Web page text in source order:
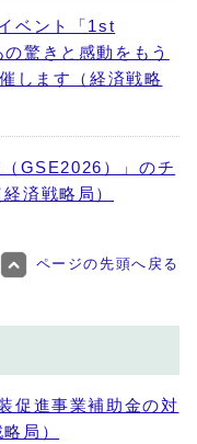
ベント「1st
驚きと感動をもう
します（経済戦略
GSE2026）」のチ
済戦略局）
ページの先頭へ戻る
促進事業補助金の対
局）